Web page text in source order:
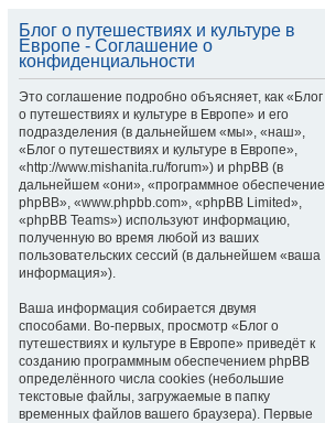
Блог о путешествиях и культуре в
Европе - Соглашение о
конфиденциальности
Это соглашение подробно объясняет, как «Блог
о путешествиях и культуре в Европе» и его
подразделения (в дальнейшем «мы», «наш»,
«Блог о путешествиях и культуре в Европе»,
«http://www.mishanita.ru/forum») и phpBB (в
дальнейшем «они», «программное обеспечение
phpBB», «www.phpbb.com», «phpBB Limited»,
«phpBB Teams») используют информацию,
полученную во время любой из ваших
пользовательских сессий (в дальнейшем «ваша
информация»).
Ваша информация собирается двумя
способами. Во-первых, просмотр «Блог о
путешествиях и культуре в Европе» приведёт к
созданию программным обеспечением phpBB
определённого числа cookies (небольшие
текстовые файлы, загружаемые в папку
временных файлов вашего браузера). Первые